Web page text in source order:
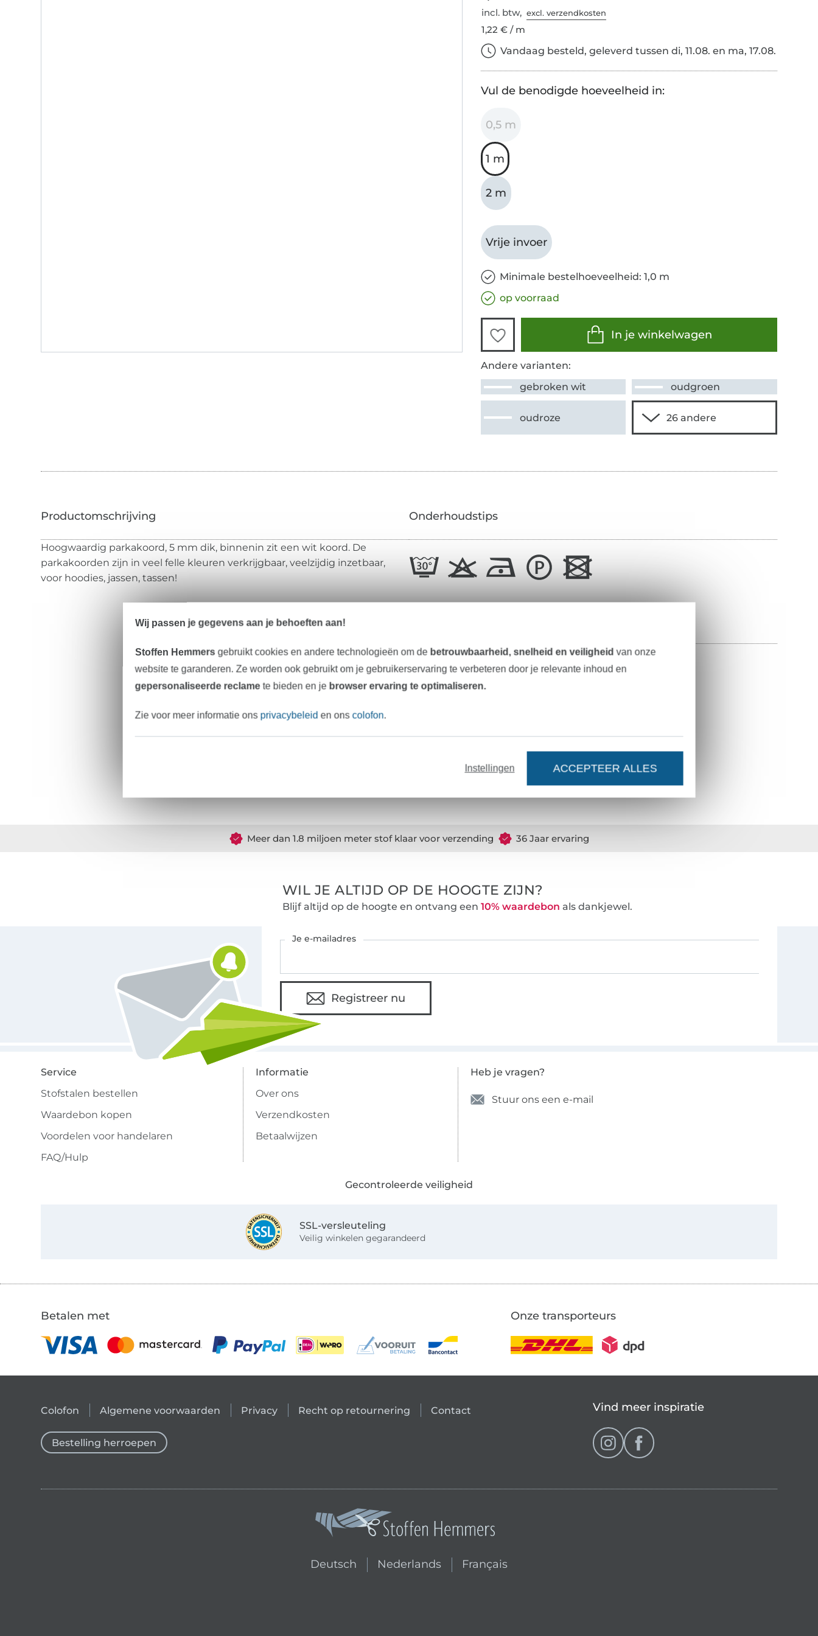
incl. btw,excl. verzendkosten
1,22 € / m
Vandaag besteld, geleverd tussen di, 11.08. en ma, 17.08.
Vul de benodigde hoeveelheid in:
0,5 m
1 m
2 m
Vrije invoer
Minimale bestelhoeveelheid: 1,0 m
op voorraad
In je winkelwagen
Andere varianten:
gebroken wit
oudgroen
oudroze
Hoogwaardig parkakoord, 5 mm dik, binnenin zit een wit koord. De
parkakoorden zijn in veel felle kleuren verkrijgbaar, veelzijdig inzetbaar,
voor hoodies, jassen, tassen!
Onderhoudstips
Materiaal:
60% katoen, 40% polyethyleen
Breedte:
Kleur:
gebroken wit
42280
Meer dan 1.8 miljoen meter stof klaar voor verzending 36 Jaar ervaring
WIL JE ALTIJD OP DE HOOGTE ZIJN?
Blijf altijd op de hoogte en ontvang een 10% waardebon als dankjewel.
Je e-mailadres
Registreer nu
Service
Stofstalen bestellen
Waardebon kopen
Voordelen voor handelaren
FAQ/Hulp
Informatie
Over ons
Verzendkosten
Betaalwijzen
Heb je vragen?
Stuur ons een e-mail
Gecontroleerde veiligheid
SSL-versleuteling
Veilig winkelen gegarandeerd
Betalen met Onze transporteurs
Colofon Algemene voorwaarden Privacy Recht op retournering Contact
Bestelling herroepen
Vind meer inspiratie
Deutsch Nederlands
Wissel naar de Nederlandse shop (momenteel gekozen)
Français
Wissel naar de Franse shop
Wij passen je gegevens aan je behoeften aan!
Stoffen Hemmers gebruikt cookies en andere technologieën om de betrouwbaarheid, snelheid en veiligheid van onze
website te garanderen. Ze worden ook gebruikt om je gebruikerservaring te verbeteren door je relevante inhoud en
gepersonaliseerde reclamete bieden en je browser ervaring te optimaliseren.
Zie voor meer informatie ons privacybeleid en onscolofon.
Instellingen ACCEPTEER ALLES